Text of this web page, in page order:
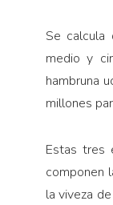
Se calcula
medio y
hambruna
millones
Estas tres
componen
la viveza